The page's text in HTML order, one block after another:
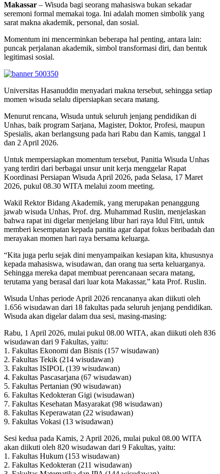
Makassar – Wisuda bagi seorang mahasiswa bukan sekadar
seremoni formal memakai toga. Ini adalah momen simbolik yang
sarat makna akademik, personal, dan sosial.
Momentum ini mencerminkan beberapa hal penting, antara lain:
puncak perjalanan akademik, simbol transformasi diri, dan bentuk
legitimasi sosial.
Universitas Hasanuddin menyadari makna tersebut, sehingga setiap
momen wisuda selalu dipersiapkan secara matang.
Menurut rencana, Wisuda untuk seluruh jenjang pendidikan di
Unhas, baik program Sarjana, Magister, Doktor, Profesi, maupun
Spesialis, akan berlangsung pada hari Rabu dan Kamis, tanggal 1
dan 2 April 2026.
Untuk mempersiapkan momentum tersebut, Panitia Wisuda Unhas
yang terdiri dari berbagai unsur unit kerja menggelar Rapat
Koordinasi Persiapan Wisuda April 2026, pada Selasa, 17 Maret
2026, pukul 08.30 WITA melalui zoom meeting.
Wakil Rektor Bidang Akademik, yang merupakan penanggung
jawab wisuda Unhas, Prof. drg. Muhammad Ruslin, menjelaskan
bahwa rapat ini digelar menjelang libur hari raya Idul Fitri, untuk
memberi kesempatan kepada panitia agar dapat fokus beribadah dan
merayakan momen hari raya bersama keluarga.
“Kita juga perlu sejak dini menyampaikan kesiapan kita, khususnya
kepada mahasiswa, wisudawan, dan orang tua serta keluarganya.
Sehingga mereka dapat membuat perencanaan secara matang,
terutama yang berasal dari luar kota Makassar,” kata Prof. Ruslin.
Wisuda Unhas periode April 2026 rencananya akan diikuti oleh
1.656 wisudawan dari 18 fakultas pada seluruh jenjang pendidikan.
Wisuda akan digelar dalam dua sesi, masing-masing:
Rabu, 1 April 2026, mulai pukul 08.00 WITA, akan diikuti oleh 836
wisudawan dari 9 Fakultas, yaitu:
1. Fakultas Ekonomi dan Bisnis (157 wisudawan)
2. Fakultas Tekik (214 wisudawan)
3. Fakultas ISIPOL (139 wisudawan)
4. Fakultas Pascasarjana (67 wisudawan)
5. Fakultas Pertanian (90 wisudawan)
6. Fakultas Kedokteran Gigi (wisudawan)
7. Fakultas Kesehatan Masyarakat (98 wisudawan)
8. Fakultas Keperawatan (22 wisudawan)
9. Fakultas Vokasi (13 wisudawan)
Sesi kedua pada Kamis, 2 April 2026, mulai pukul 08.00 WITA
akan diikuti oleh 820 wisudawan dari 9 Fakultas, yaitu:
1. Fakultas Hukum (153 wisudawan)
2. Fakultas Kedokteran (211 wisudawan)